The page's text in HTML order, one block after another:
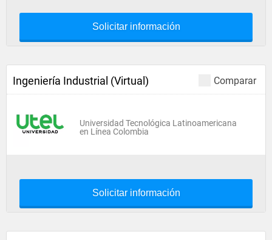
Solicitar información
Comparar
Ingeniería Industrial (Virtual)
Universidad Tecnológica Latinoamericana
en Línea Colombia
Solicitar información